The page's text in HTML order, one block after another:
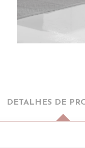
DETALHES DE